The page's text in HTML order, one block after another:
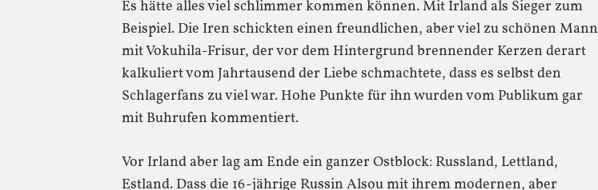
Es hätte alles viel schlimmer kommen können. Mit Irland als Sieger zum
Beispiel. Die Iren schickten einen freundlichen, aber viel zu schönen Mann
mit Vokuhila-Frisur, der vor dem Hintergrund brennender Kerzen derart
kalkuliert vom Jahrtausend der Liebe schmachtete, dass es selbst den
Schlagerfans zu viel war. Hohe Punkte für ihn wurden vom Publikum gar
mit Buhrufen kommentiert.
Vor Irland aber lag am Ende ein ganzer Ostblock: Russland, Lettland,
Estland. Dass die 16-jährige Russin Alsou mit ihrem modernen, aber